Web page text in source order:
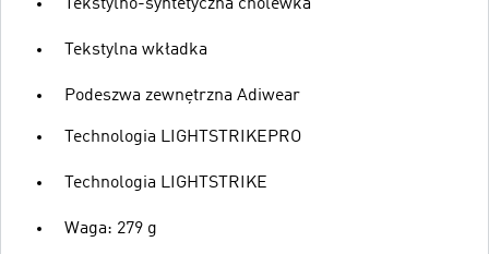
Tekstylno-syntetyczna cholewka
Tekstylna wkładka
Podeszwa zewnętrzna Adiwear
Technologia LIGHTSTRIKEPRO
Technologia LIGHTSTRIKE
Waga: 279 g